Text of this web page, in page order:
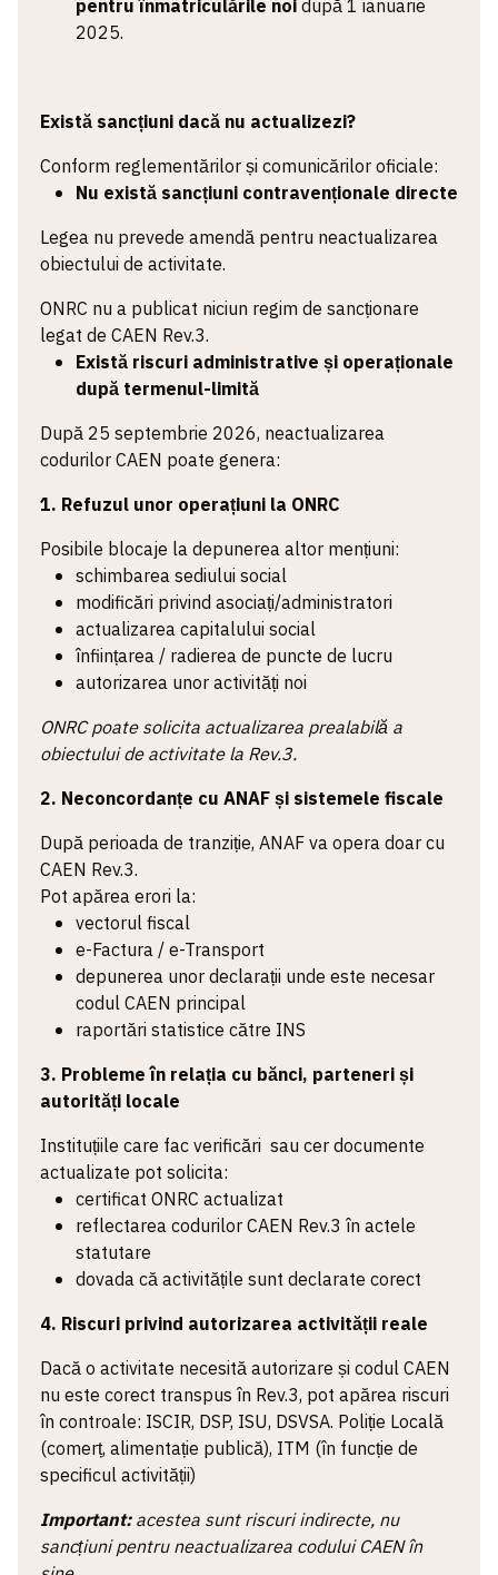
pentru înmatriculările noidupă 1 ianuarie
2025.
Există sancțiuni dacă nu actualizezi?
Conform reglementărilor și comunicărilor oficiale:
Nu există sancțiuni contravenționale directe
Legea nu prevede amendă pentru neactualizarea
obiectului de activitate.
ONRC nu a publicat niciun regim de sancționare
legat de CAEN Rev.3.
Există riscuri administrative și operaționale
după termenul-limită
După 25 septembrie 2026, neactualizarea
codurilor CAEN poate genera:
1. Refuzul unor operațiuni la ONRC
Posibile blocaje la depunerea altor mențiuni:
schimbarea sediului social
modificări privind asociați/administratori
actualizarea capitalului social
înființarea / radierea de puncte de lucru
autorizarea unor activități noi
ONRC poate solicita actualizarea prealabilă a
obiectului de activitate la Rev.3.
2. Neconcordanțe cu ANAF și sistemele fiscale
După perioada de tranziție, ANAF va opera doar cu
CAEN Rev.3.
Pot apărea erori la:
vectorul fiscal
e-Factura / e-Transport
depunerea unor declarații unde este necesar
codul CAEN principal
raportări statistice către INS
3. Probleme în relația cu bănci, parteneri și
autorități locale
Instituțiile care fac verificări sau cer documente
actualizate pot solicita:
certificat ONRC actualizat
reflectarea codurilor CAEN Rev.3 în actele
statutare
dovada că activitățile sunt declarate corect
4. Riscuri privind autorizarea activității reale
Dacă o activitate necesită autorizare și codul CAEN
nu este corect transpus în Rev.3, pot apărea riscuri
în controale: ISCIR, DSP, ISU, DSVSA. Poliție Locală
(comerț, alimentație publică), ITM (în funcție de
specificul activității)
Important:acestea sunt riscuri indirecte, nu
sancțiuni pentru neactualizarea codului CAEN în